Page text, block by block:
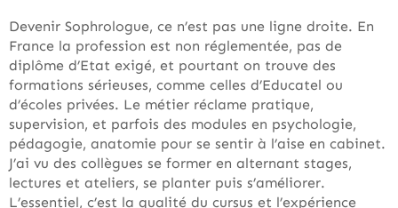
Devenir Sophrologue, ce n’est pas une ligne droite. En
France la profession est non réglementée, pas de
diplôme d’Etat exigé, et pourtant on trouve des
formations sérieuses, comme celles d’Educatel ou
d’écoles privées. Le métier réclame pratique,
supervision, et parfois des modules en psychologie,
pédagogie, anatomie pour se sentir à l’aise en cabinet.
J’ai vu des collègues se former en alternant stages,
lectures et ateliers, se planter puis s’améliorer.
L’essentiel, c’est la qualité du cursus et l’expérience